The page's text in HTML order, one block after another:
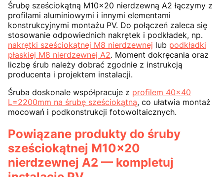
Śrubę sześciokątną M10x20 nierdzewną A2 łączymy z
profilami aluminiowymi i innymi elementami
konstrukcyjnymi montażu PV. Do połączeń zaleca się
stosowanie odpowiednich nakrętek i podkładek, np.
nakrętki sześciokątnej M8 nierdzewnej lub podkładki
płaskiej M8 nierdzewnej A2. Moment dokręcania oraz
liczbę śrub należy dobrać zgodnie z instrukcją
producenta i projektem instalacji.
Śruba doskonale współpracuje z profilem 40x40
L=2200mm na śrubę sześciokątną, co ułatwia montaż
mocowań i podkonstrukcji fotowoltaicznych.
Powiązane produkty do śruby
sześciokątnej M10x20
nierdzewnej A2 — kompletuj